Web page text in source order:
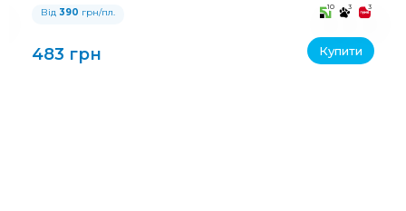
Від 390 грн/пл. 10 3 3
483 грн Купити